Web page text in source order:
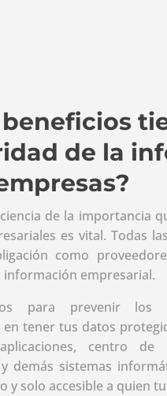
beneficios
de la
de la importancia
es vital. Todas
como
empresarial.
para prevenir los
tener tus datos
centro de
demás sistemas
y solo accesible a quien